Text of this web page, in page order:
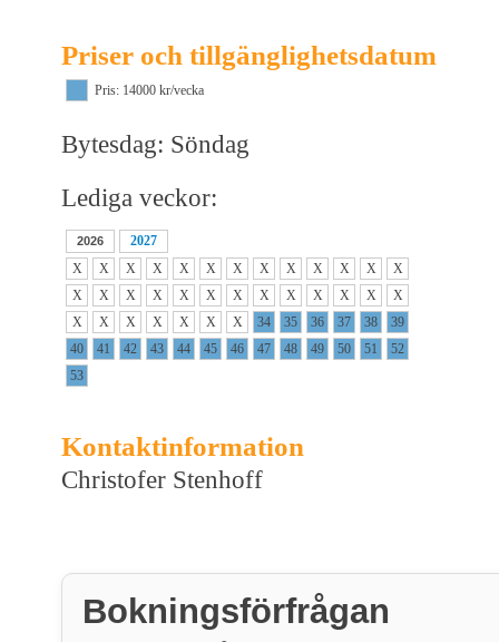
Priser och tillgänglighetsdatum
Pris: 14000 kr/vecka
Bytesdag: Söndag
Lediga veckor:
2026
2027
X
X X X X X X X X X X X
X
X
X X X X X X X X X X X
X
X
X X X X X X 34 35 36 37 38
39
40
41 42 43 44 45 46 47 48 49 50 51
52
53
Kontaktinformation
Christofer Stenhoff
Bokningsförfrågan